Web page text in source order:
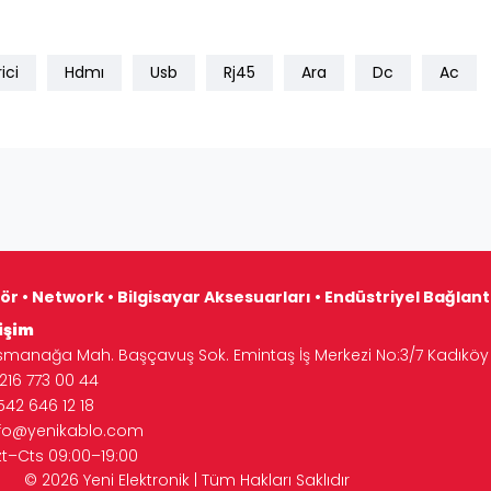
Hdmı Usb Rj45 Ara Dc Ac
• Network • Bilgisayar Aksesuarları • Endüstriyel
Mah. Başçavuş Sok. Emintaş İş Merkezi No:3/7
773 00 44
646 12 18
09:00–19:00
Hakları Saklıdır